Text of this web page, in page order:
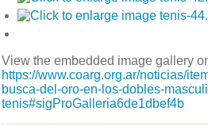
View the embedded image gallery
https://www.coarg.org.ar/noticias/
busca-del-oro-en-los-dobles-
tenis#sigProGalleria6de1dbef4b